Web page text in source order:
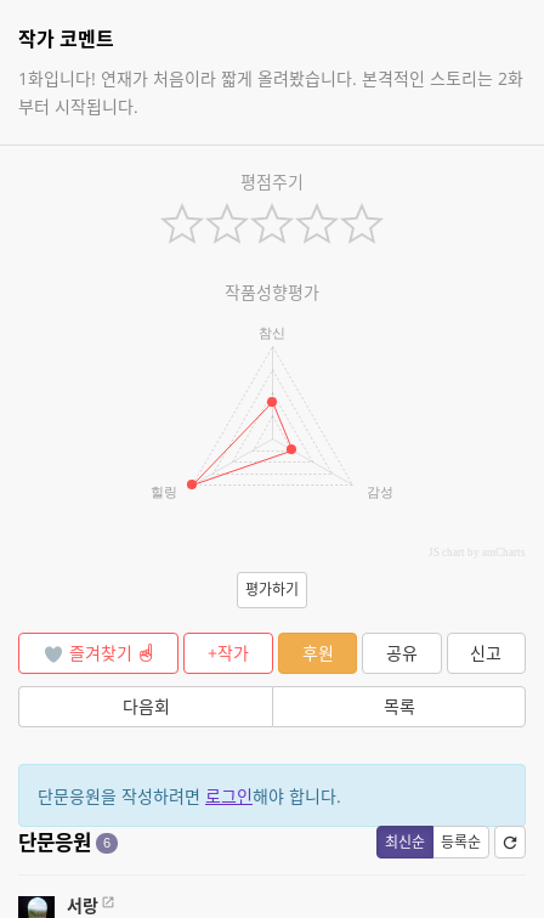
작가 코멘트
1화입니다! 연재가 처음이라 짧게 올려봤습니다. 본격적인 스토리는 2화
부터 시작됩니다.
평점주기
작품성향평가
참신
감성
힐링
JS chart by amCharts
평가하기
즐겨찾기 +작가 후원 공유 신고
다음회 목록
단문응원을 작성하려면 로그인해야 합니다.
최신순 등록순
단문응원 6
서랑